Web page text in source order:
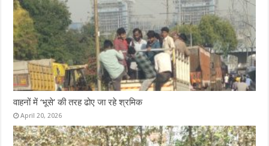
वाहनों में ‘भूसे’ की तरह ढोए जा रहे श्रमिक
April 20, 2026